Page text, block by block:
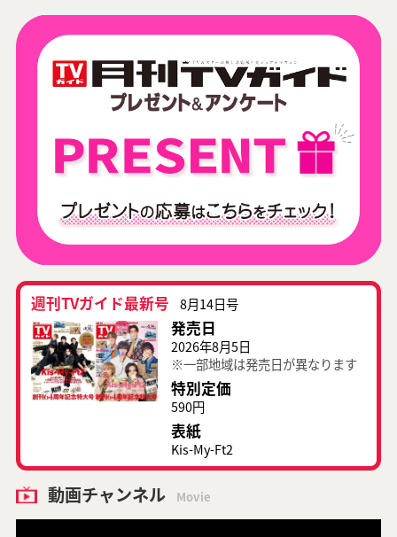
週刊TVガイド最新号 8月14日号
発売日
2026年8月5日
※一部地域は発売日が異なります
特別定価
590円
表紙
Kis-My-Ft2
動画チャンネル Movie